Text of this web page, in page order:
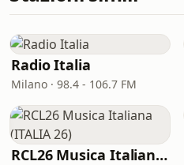
Radio Italia
Milano · 98.4 - 106.7 FM
RCL26 Musica Italiana (ITALIA 26)